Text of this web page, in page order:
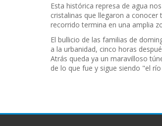
Esta histórica represa de agua
cristalinas que llegaron a
recorrido termina en una amplia
El bullicio de las familias de
a la urbanidad, cinco horas
Atrás queda ya un maravilloso
de lo que fue y sigue siendo "el